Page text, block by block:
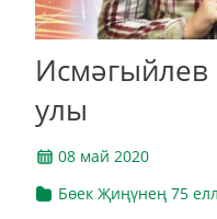
Исмәгыйлев
улы
08 май 2020
Бөек Җиңүнең 75